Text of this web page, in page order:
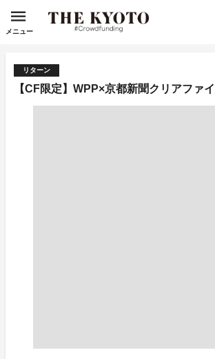
メニュー
リターン
【CF限定】WPP×京都新聞クリアファ